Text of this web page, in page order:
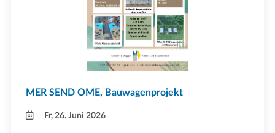
MER SEND OME, Bauwagenprojekt
Fr, 26. Juni 2026